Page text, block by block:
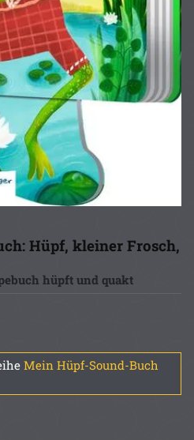
Hüpf, kleiner Frosch,
hüpft und quakt
Mein Hüpf-Sound-Buch